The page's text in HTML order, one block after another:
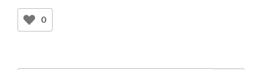
Suchen